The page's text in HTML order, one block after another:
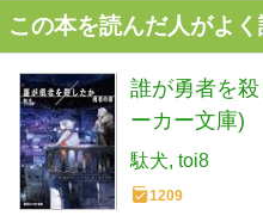
この本を読んだ人がよ
誰が勇者を
ーカー文庫)
駄犬 toi8
1209